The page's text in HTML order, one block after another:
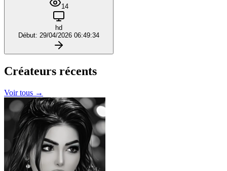
14
hd
Début: 29/04/2026 06:49:34
Créateurs récents
Voir tous →